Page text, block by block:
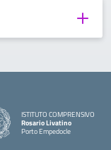
ISTITUTO COMPRENSIVO
Rosario Livatino
Porto Empedocle